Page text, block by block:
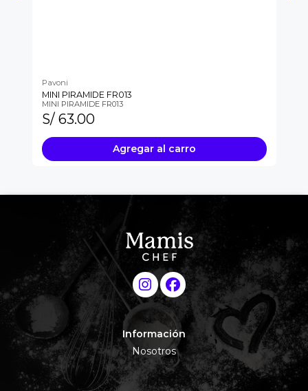
Pavoni
MINI PIRAMIDE FR013
MINI PIRAMIDE FR013
S/ 63.00
Agregar al carro
Información
Nosotros